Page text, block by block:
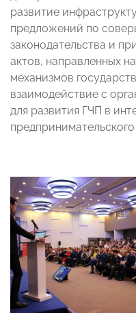
развитие
предложений по
законодательства и
актов, направленных
механизмов
взаимодействие с
для развития ГЧП в